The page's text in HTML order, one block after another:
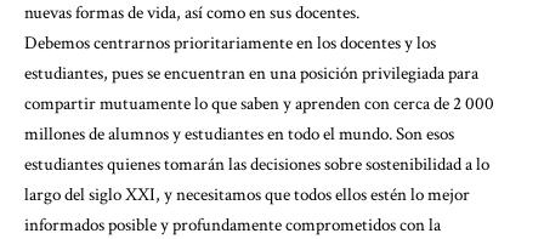
nuevas formas de vida, así como en sus docentes.
Debemos centrarnos prioritariamente en los docentes y los
estudiantes, pues se encuentran en una posición privilegiada para
compartir mutuamente lo que saben y aprenden con cerca de 2 000
millones de alumnos y estudiantes en todo el mundo. Son esos
estudiantes quienes tomarán las decisiones sobre sostenibilidad a lo
largo del siglo XXI, y necesitamos que todos ellos estén lo mejor
informados posible y profundamente comprometidos con la